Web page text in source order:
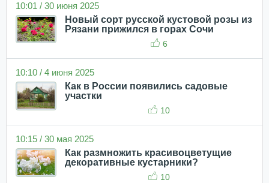
10:01 / 30 июня 2025
Новый сорт русской кустовой розы из
Рязани прижился в горах Сочи
6
10:10 / 4 июня 2025
Как в России появились садовые
участки
10
10:15 / 30 мая 2025
Как размножить красивоцветущие
декоративные кустарники?
10